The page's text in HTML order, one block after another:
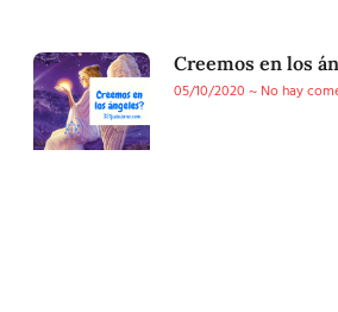
Creemos en los
05/10/2020
No hay